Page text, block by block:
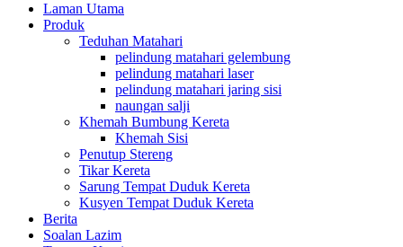
Laman Utama
Produk
Teduhan Matahari
pelindung matahari gelembung
pelindung matahari laser
pelindung matahari jaring sisi
naungan salji
Khemah Bumbung Kereta
Khemah Sisi
Penutup Stereng
Tikar Kereta
Sarung Tempat Duduk Kereta
Kusyen Tempat Duduk Kereta
Berita
Soalan Lazim